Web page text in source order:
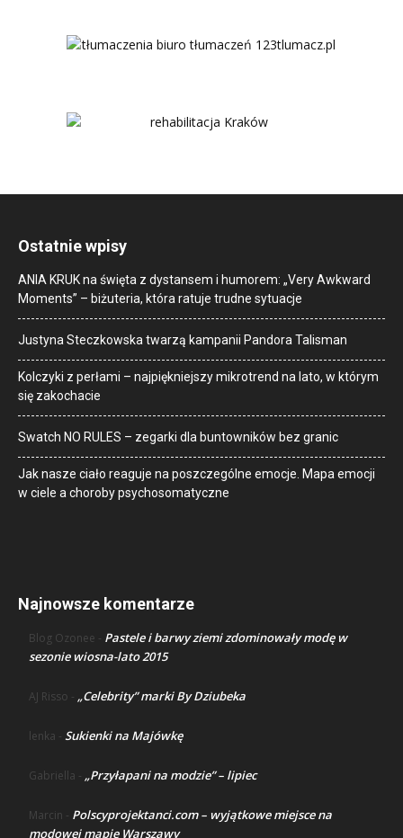
Ostatnie wpisy
ANIA KRUK na święta z dystansem i humorem: „Very Awkward
Moments” – biżuteria, która ratuje trudne sytuacje
Justyna Steczkowska twarzą kampanii Pandora Talisman
Kolczyki z perłami – najpiękniejszy mikrotrend na lato, w którym
się zakochacie
Swatch NO RULES – zegarki dla buntowników bez granic
Jak nasze ciało reaguje na poszczególne emocje. Mapa emocji
w ciele a choroby psychosomatyczne
Najnowsze komentarze
Blog Ozonee - Pastele i barwy ziemi zdominowały modę w
sezonie wiosna-lato 2015
AJ Risso - „Celebrity” marki By Dziubeka
lenka - Sukienki na Majówkę
Gabriella - „Przyłapani na modzie” – lipiec
Marcin - Polscyprojektanci.com – wyjątkowe miejsce na
modowej mapie Warszawy